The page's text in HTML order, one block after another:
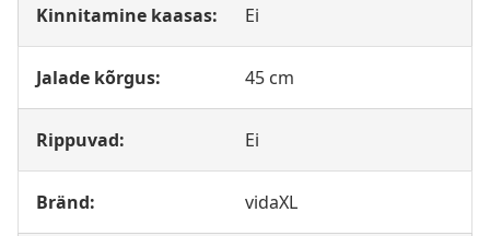
Kinnitamine kaasas: Ei
Jalade kõrgus: 45 cm
Rippuvad: Ei
Bränd: vidaXL